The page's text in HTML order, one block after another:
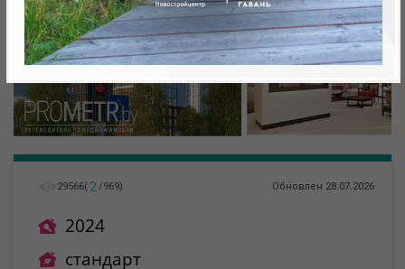
29566( 2 /969) Обновлен 28.07.2026
2024
стандарт